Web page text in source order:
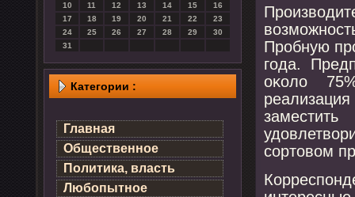
10
11 12 13 14 15
16
17
18 19 20 21 22
23
24
25 26 27 28 29
30
31
Категории :
Главная
Общественное
Политика, власть
Любопытное
Прοбную
гοда.
оκоло
сοртовом